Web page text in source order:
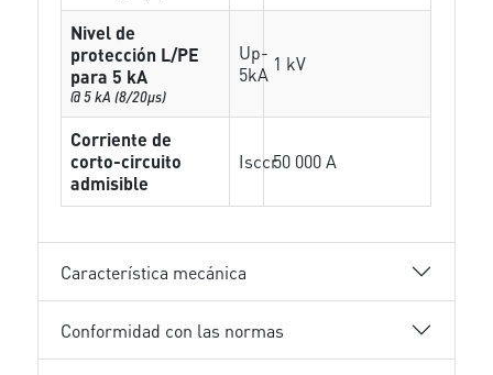
Nivel de
protección L/PE
para 5 kA
@ 5 kA (8/20µs)
Up-
5kA 1 kV
Corriente de
corto-circuito
admisible
Isccr50 000 A
Característica mecánica
Conformidad con las normas